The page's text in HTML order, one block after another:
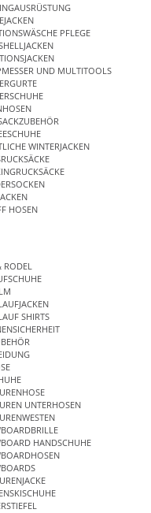
PFLEGE
UND MULTITOOLS
WINTERJACKEN
HOSEN
RODEL
SHIRTS
UNTERHOSEN
HANDSCHUHE